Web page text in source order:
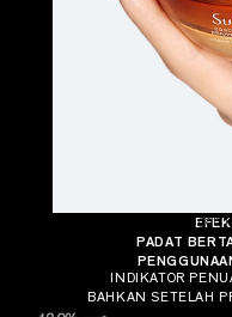
Perbandingan retinol saja dengan
PADAT
INDIKATOR
BAHKAN SETELAH